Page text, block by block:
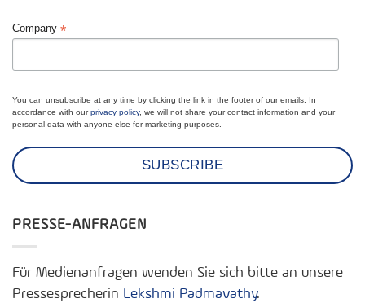
Company *
You can unsubscribe at any time by clicking the link in the footer of our emails. In
accordance with ourprivacy policy, we will not share your contact information and your
personal data with anyone else for marketing purposes.
PRESSE-ANFRAGEN
Für Medienanfragen wenden Sie sich bitte an unsere
Pressesprecherin Lekshmi Padmavathy.